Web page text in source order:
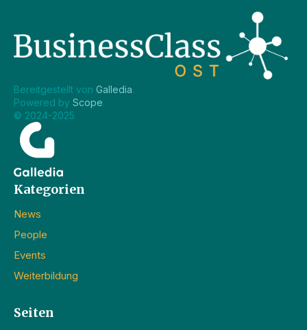
Bereitgestellt von Galledia.
Powered by Scope.
© 2024-2025
Kategorien
News
People
Events
Weiterbildung
Seiten